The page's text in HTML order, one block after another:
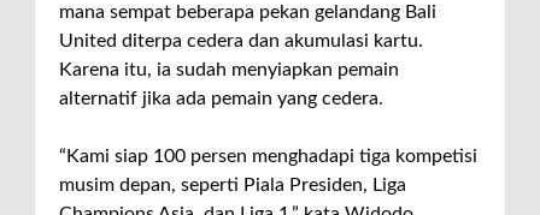
mana sempat beberapa pekan gelandang Bali
United diterpa cedera dan akumulasi kartu.
Karena itu, ia sudah menyiapkan pemain
alternatif jika ada pemain yang cedera.
“Kami siap 100 persen menghadapi tiga kompetisi
musim depan, seperti Piala Presiden, Liga